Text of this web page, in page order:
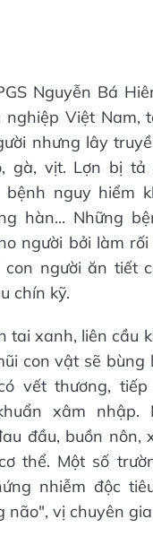
Nguyễn Bá
nghiệp Việt Nam,
nhưng lây
gà, vịt. Lợn bị
nguy hiểm
hàn... Những
người bởi làm
con người ăn tiết
chín kỹ.
tai xanh, liên cầu
con vật sẽ bùng
vết thương,
xâm nhập.
đầu, buồn nôn,
thể. Một số
nhiễm độc
não", vị chuyên